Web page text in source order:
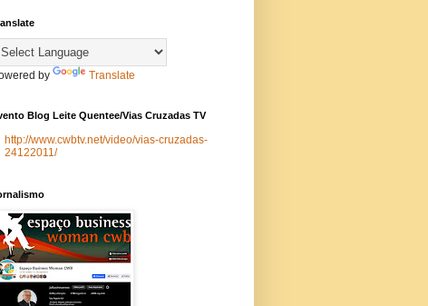
by Translate
Blog Leite Quentee/Vias Cruzadas TV
http://www.cwbtv.net/video/vias-cruzadas-
24122011/